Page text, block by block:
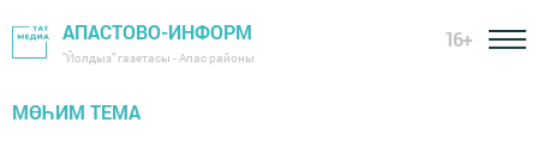
АПАСТОВО-ИНФОРМ
"Йолдыз" газетасы - Апас районы
16+
МӨҺИМ ТЕМА